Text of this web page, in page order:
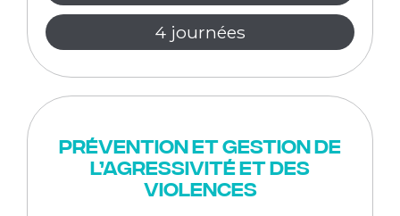
4 journées
Prévention et gestion de
l’agressivité et des
violences